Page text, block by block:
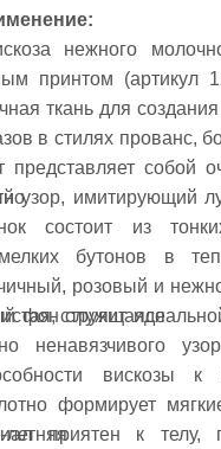
нежного
принтом (артикул
ткань для
в стилях прованс,
представляет собой
узор, имитирующий
состоит из
бутонов в
розовый и
фон служит
ненавязчивого
вискозы к
формирует
приятен к телу,
струящаяся
летняя